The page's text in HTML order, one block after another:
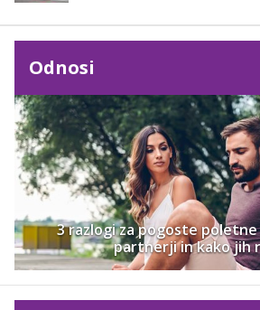
Odnosi
3 razlogi za pogoste
partnerji in kako jih